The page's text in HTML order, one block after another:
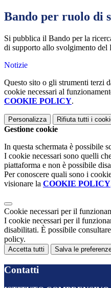
Bando per ruolo di
Si pubblica il Bando per la
di supporto allo svolgimento del
Notizie
Questo sito o gli strumenti terzi
cookie necessari al
COOKIE POLICY.
Personalizza Rifiuta tutti i
Gestione cookie
In questa schermata è possibile
I cookie necessari sono quelli
piattaforma e non è possibile
Per conoscere quali sono i
visionare la COOKIE POLICY
Cookie necessari per il
I cookie necessari per il
disabilitati. È possibile
policy.
Accetta tutti Salva le
Contatti